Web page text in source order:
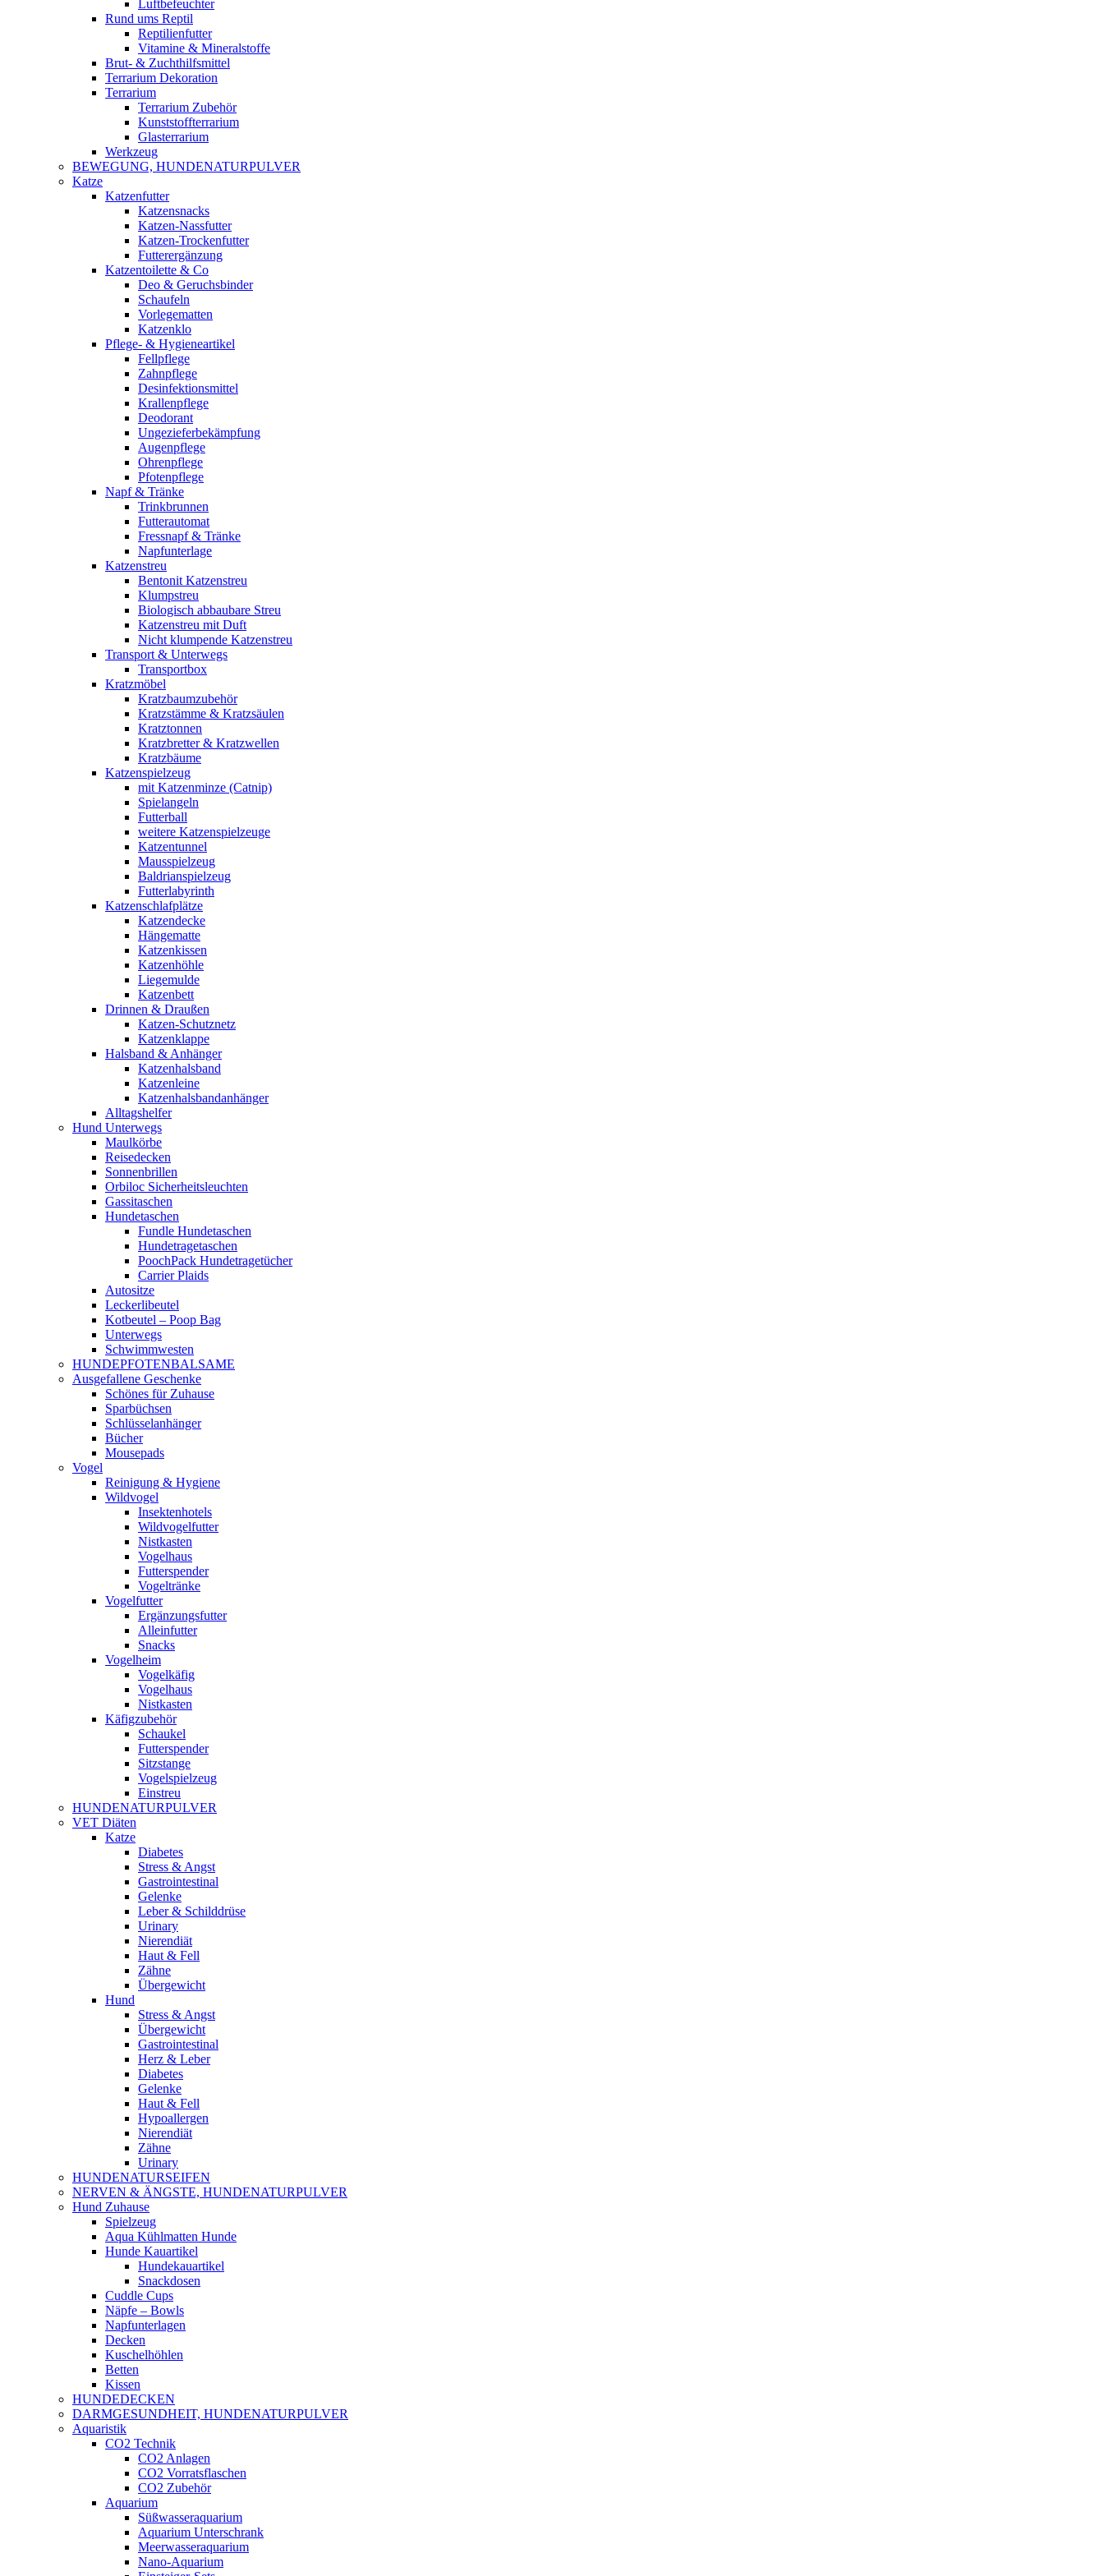
Luftbefeuchter
Rund ums Reptil
Reptilienfutter
Vitamine & Mineralstoffe
Brut- & Zuchthilfsmittel
Terrarium Dekoration
Terrarium
Terrarium Zubehör
Kunststoffterrarium
Glasterrarium
Werkzeug
BEWEGUNG, HUNDENATURPULVER
Katze
Katzenfutter
Katzensnacks
Katzen-Nassfutter
Katzen-Trockenfutter
Futterergänzung
Katzentoilette & Co
Deo & Geruchsbinder
Schaufeln
Vorlegematten
Katzenklo
Pflege- & Hygieneartikel
Fellpflege
Zahnpflege
Desinfektionsmittel
Krallenpflege
Deodorant
Ungezieferbekämpfung
Augenpflege
Ohrenpflege
Pfotenpflege
Napf & Tränke
Trinkbrunnen
Futterautomat
Fressnapf & Tränke
Napfunterlage
Katzenstreu
Bentonit Katzenstreu
Klumpstreu
Biologisch abbaubare Streu
Katzenstreu mit Duft
Nicht klumpende Katzenstreu
Transport & Unterwegs
Transportbox
Kratzmöbel
Kratzbaumzubehör
Kratzstämme & Kratzsäulen
Kratztonnen
Kratzbretter & Kratzwellen
Kratzbäume
Katzenspielzeug
mit Katzenminze (Catnip)
Spielangeln
Futterball
weitere Katzenspielzeuge
Katzentunnel
Mausspielzeug
Baldrianspielzeug
Futterlabyrinth
Katzenschlafplätze
Katzendecke
Hängematte
Katzenkissen
Katzenhöhle
Liegemulde
Katzenbett
Drinnen & Draußen
Katzen-Schutznetz
Katzenklappe
Halsband & Anhänger
Katzenhalsband
Katzenleine
Katzenhalsbandanhänger
Alltagshelfer
Hund Unterwegs
Maulkörbe
Reisedecken
Sonnenbrillen
Orbiloc Sicherheitsleuchten
Gassitaschen
Hundetaschen
Fundle Hundetaschen
Hundetragetaschen
PoochPack Hundetragetücher
Carrier Plaids
Autositze
Leckerlibeutel
Kotbeutel – Poop Bag
Unterwegs
Schwimmwesten
HUNDEPFOTENBALSAME
Ausgefallene Geschenke
Schönes für Zuhause
Sparbüchsen
Schlüsselanhänger
Bücher
Mousepads
Vogel
Reinigung & Hygiene
Wildvogel
Insektenhotels
Wildvogelfutter
Nistkasten
Vogelhaus
Futterspender
Vogeltränke
Vogelfutter
Ergänzungsfutter
Alleinfutter
Snacks
Vogelheim
Vogelkäfig
Vogelhaus
Nistkasten
Käfigzubehör
Schaukel
Futterspender
Sitzstange
Vogelspielzeug
Einstreu
HUNDENATURPULVER
VET Diäten
Katze
Diabetes
Stress & Angst
Gastrointestinal
Gelenke
Leber & Schilddrüse
Urinary
Nierendiät
Haut & Fell
Zähne
Übergewicht
Hund
Stress & Angst
Übergewicht
Gastrointestinal
Herz & Leber
Diabetes
Gelenke
Haut & Fell
Hypoallergen
Nierendiät
Zähne
Urinary
HUNDENATURSEIFEN
NERVEN & ÄNGSTE, HUNDENATURPULVER
Hund Zuhause
Spielzeug
Aqua Kühlmatten Hunde
Hunde Kauartikel
Hundekauartikel
Snackdosen
Cuddle Cups
Näpfe – Bowls
Napfunterlagen
Decken
Kuschelhöhlen
Betten
Kissen
HUNDEDECKEN
DARMGESUNDHEIT, HUNDENATURPULVER
Aquaristik
CO2 Technik
CO2 Anlagen
CO2 Vorratsflaschen
CO2 Zubehör
Aquarium
Süßwasseraquarium
Aquarium Unterschrank
Meerwasseraquarium
Nano-Aquarium